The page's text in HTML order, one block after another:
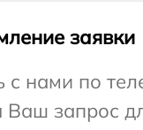
заявки
с нами по
Ваш запрос